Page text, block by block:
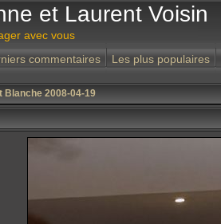
et Laurent Voisin
avec vous
commentaires Les plus populaires
Blanche 2008-04-19